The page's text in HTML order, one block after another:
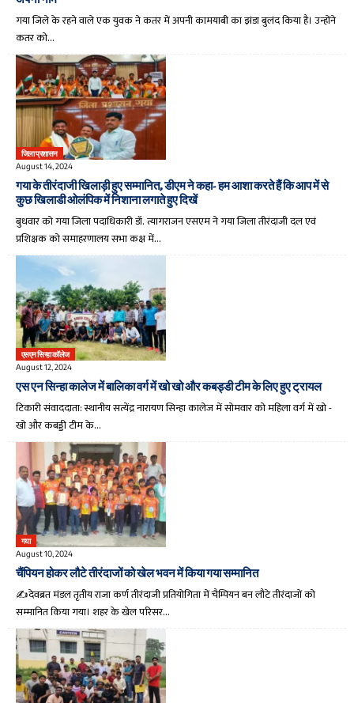
गया जिले के रहने वाले एक युवक ने कतर में अपनी कामयाबी का झंडा बुलंद किया है। उन्होंने
कतर को…
जिला प्रशासन
August 14, 2024
गया के तीरंदाजी खिलाड़ी हुए सम्मानित, डीएम ने कहा- हम आशा करते हैं कि आप में से
कुछ खिलाडी ओलंपिक में निशाना लगाते हुए दिखें
बुधवार को गया जिला पदाधिकारी डॉ. त्यागराजन एसएम ने गया जिला तीरंदाजी दल एवं
प्रशिक्षक को समाहरणालय सभा कक्ष में…
एसएन सिन्हा कॉलेज
August 12, 2024
एस एन सिन्हा कालेज में बालिका वर्ग में खो खो और कबड्डी टीम के लिए हुए ट्रायल
टिकारी संवाददाता: स्थानीय सत्येंद्र नारायण सिन्हा कालेज में सोमवार को महिला वर्ग में खो -
खो और कबड्डी टीम के…
गया
August 10, 2024
चैंपियन होकर लौटे तीरंदाजों को खेल भवन में किया गया सम्मानित
✍️देवब्रत मंडल तृतीय राजा कर्ण तीरंदाजी प्रतियोगिता में चैम्पियन बन लौटे तीरंदाजों को
सम्मानित किया गया। शहर के खेल परिसर…